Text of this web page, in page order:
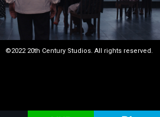
©2022 20th Century Studios. All rights reserved.